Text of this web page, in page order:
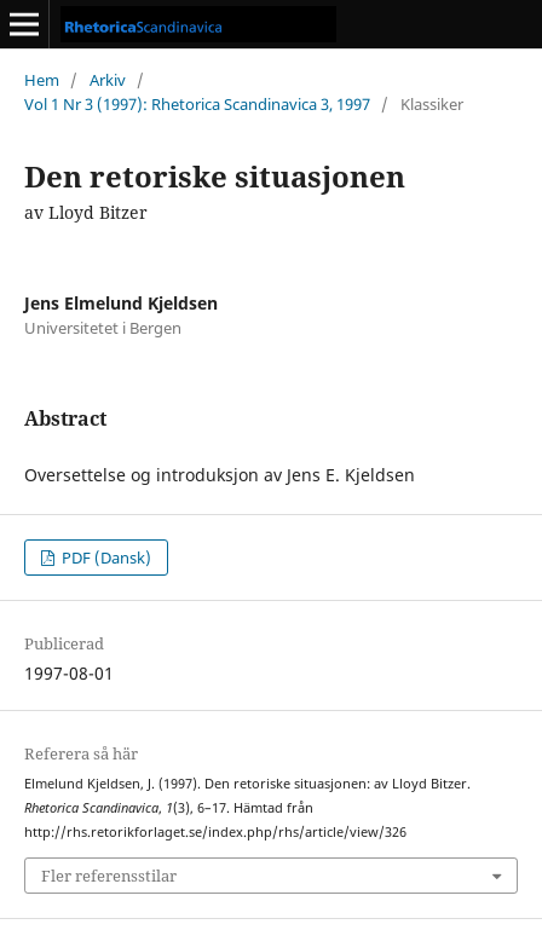
Hem / Arkiv /
Vol 1 Nr 3 (1997): Rhetorica Scandinavica 3, 1997 / Klassiker
Den retoriske situasjonen
av Lloyd Bitzer
Jens Elmelund Kjeldsen
Universitetet i Bergen
Abstract
Oversettelse og introduksjon av Jens E. Kjeldsen
PDF (Dansk)
Publicerad
1997-08-01
Referera så här
Elmelund Kjeldsen, J. (1997). Den retoriske situasjonen: av Lloyd Bitzer.
Rhetorica Scandinavica, 1(3), 6–17. Hämtad från
http://rhs.retorikforlaget.se/index.php/rhs/article/view/326
Fler referensstilar